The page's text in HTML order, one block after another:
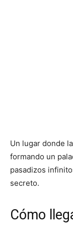
Un lugar donde
formando un
pasadizos
secreto.
Cómo